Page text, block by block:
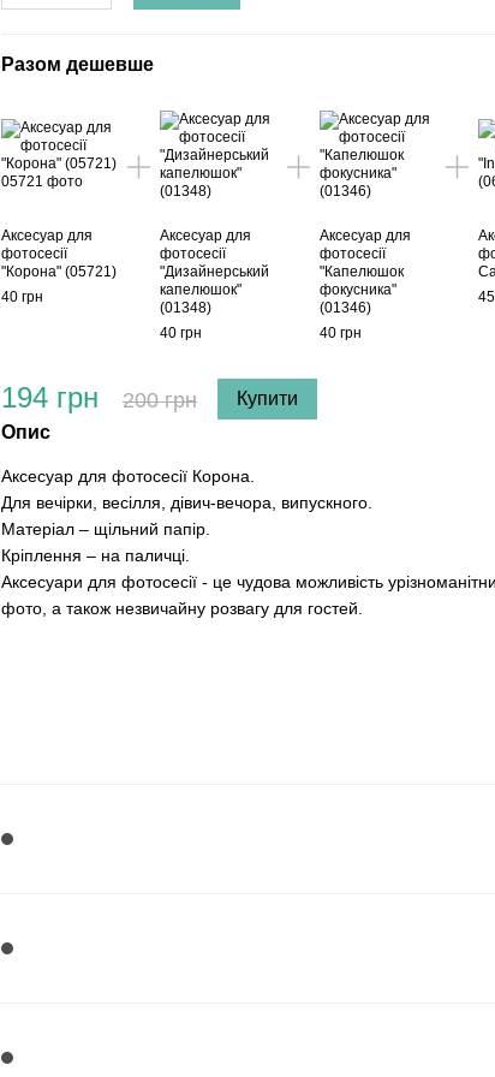
Разом дешевше
Аксесуар для
фотосесії
"Корона" (05721)
40 грн
Аксесуар для
фотосесії
"Дизайнерський
капелюшок"
(01348)
40 грн
Аксесуар для
фотосесії
"Капелюшок
фокусника"
(01346)
40 грн
194 грн 200 грн
Купити
Опис
Аксесуар для фотосесії Корона.
Для вечірки, весілля, дівич-вечора, випускного.
Матеріал – щільний папір.
Кріплення – на паличці.
Аксесуари для фотосесії - це чудова можливість
фото, а також незвичайну розвагу для гостей.